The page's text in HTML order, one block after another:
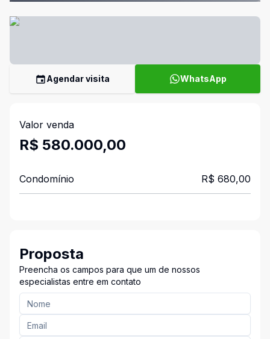
Agendar visita WhatsApp
Valor venda
R$ 580.000,00
Condomínio R$ 680,00
Proposta
Preencha os campos para que um de nossos
especialistas entre em contato